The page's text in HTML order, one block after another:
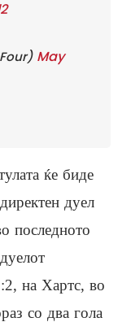
May
ќе биде
дуел
последното
на Хартс, во
со два гола